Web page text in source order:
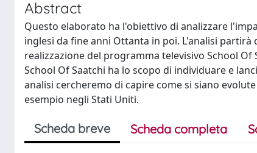
Abstract
Questo elaborato ha l'obiettivo di analizzare
inglesi da fine anni Ottanta in poi. L'analisi
realizzazione del programma televisivo School Of
School Of Saatchi ha lo scopo di individuare e
analisi cercheremo di capire come si siano
esempio negli Stati Uniti.
Scheda breve Scheda completa